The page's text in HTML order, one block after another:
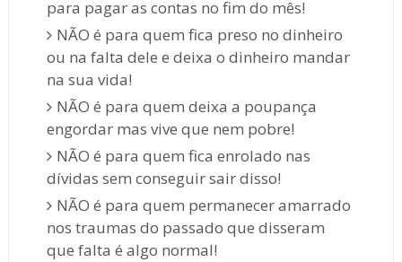
para pagar as contas no fim do mês!
NÃO é para quem fica preso no dinheiro
ou na falta dele e deixa o dinheiro mandar
na sua vida!
NÃO é para quem deixa a poupança
engordar mas vive que nem pobre!
NÃO é para quem fica enrolado nas
dívidas sem conseguir sair disso!
NÃO é para quem permanecer amarrado
nos traumas do passado que disseram
que falta é algo normal!